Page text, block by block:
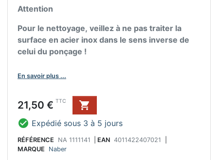
Attention
Pour le nettoyage, veillez à ne pas traiter la
surface en acier inox dans le sens inverse de
celui du ponçage !
En savoir plus ...
Prix
21,50 € TTC

 Expédié sous 3 à 5 jours
RÉFÉRENCE NA 1111141 EAN 4011422407021
MARQUE
Naber